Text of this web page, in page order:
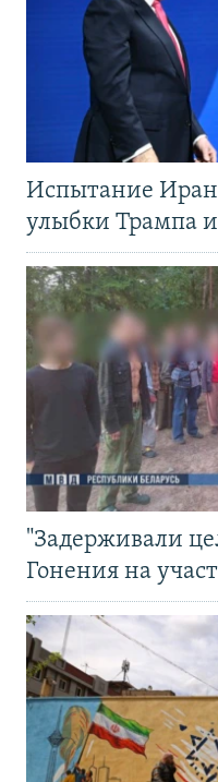
Испытание
улыбки Трампа
"Задерживали
Гонения на